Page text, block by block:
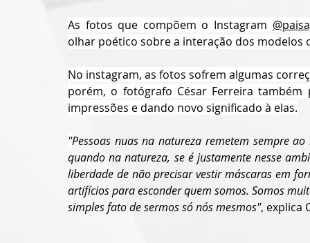
As fotos que compõem o Instagram
olhar poético sobre a interação dos modelos
No instagram, as fotos sofrem algumas
porém, o fotógrafo César Ferreira
impressões e dando novo significado à elas.
"Pessoas nuas na natureza remetem sempre
quando na natureza, se é justamente nesse
liberdade de não precisar vestir máscaras em
artifícios para esconder quem somos. Somos
simples fato de sermos só nós mesmos", explica